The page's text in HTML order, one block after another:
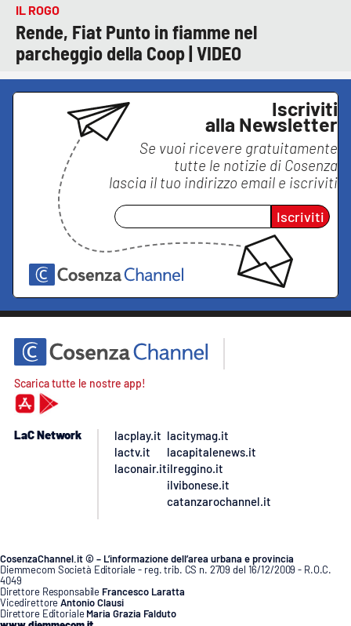
IL ROGO
Rende, Fiat Punto in fiamme nel
parcheggio della Coop | VIDEO
Iscriviti
alla Newsletter
Se vuoi ricevere gratuitamente
tutte le notizie di Cosenza
lascia il tuo indirizzo email e iscriviti
Iscriviti
Scarica tutte le nostre app!
LaC Network
lacplay.it
lactv.it
laconair.it
lacitymag.it
lacapitalenews.it
ilreggino.it
ilvibonese.it
catanzarochannel.it
CosenzaChannel.it © – L’informazione dell’area urbana e provincia
Diemmecom Società Editoriale - reg. trib. CS n. 2709 del 16/12/2009 - R.O.C.
4049
Direttore Responsabile Francesco Laratta
VicedirettoreAntonio Clausi
Direttore Editoriale Maria Grazia Falduto